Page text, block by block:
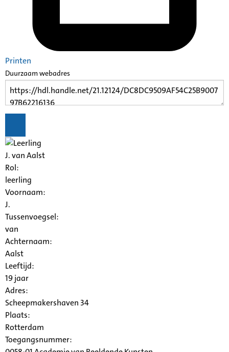
Printen
Duurzaam webadres
J. van Aalst
Rol:
leerling
Voornaam:
J.
Tussenvoegsel:
van
Achternaam:
Aalst
Leeftijd:
19 jaar
Adres:
Scheepmakershaven 34
Plaats:
Rotterdam
Toegangsnummer: